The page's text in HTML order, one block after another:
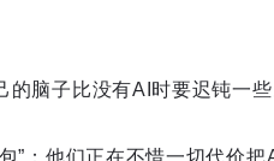
脑子比没有AI时要迟钝一些
”：他们正在不惜一切代价